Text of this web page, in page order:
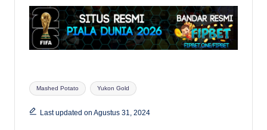
Tags:
Mashed Potato Yukon Gold
Last updated on Agustus 31, 2024